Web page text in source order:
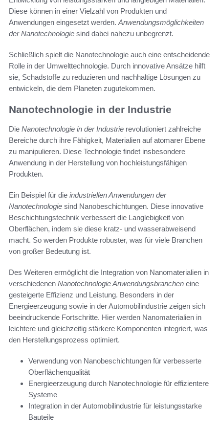
Diese können in einer Vielzahl von Produkten und
Anwendungen eingesetzt werden. Anwendungsmöglichkeiten
der Nanotechnologie sind dabei nahezu unbegrenzt.
Schließlich spielt die Nanotechnologie auch eine entscheidende
Rolle in der Umwelttechnologie. Durch innovative Ansätze hilft
sie, Schadstoffe zu reduzieren und nachhaltige Lösungen zu
entwickeln, die dem Planeten zugutekommen.
Nanotechnologie in der Industrie
Die Nanotechnologie in der Industrie revolutioniert zahlreiche
Bereiche durch ihre Fähigkeit, Materialien auf atomarer Ebene
zu manipulieren. Diese Technologie findet insbesondere
Anwendung in der Herstellung von hochleistungsfähigen
Produkten.
Ein Beispiel für die industriellen Anwendungen der
Nanotechnologie sind Nanobeschichtungen. Diese innovative
Beschichtungstechnik verbessert die Langlebigkeit von
Oberflächen, indem sie diese kratz- und wasserabweisend
macht. So werden Produkte robuster, was für viele Branchen
von großer Bedeutung ist.
Des Weiteren ermöglicht die Integration von Nanomaterialien in
verschiedenen Nanotechnologie Anwendungsbranchen eine
gesteigerte Effizienz und Leistung. Besonders in der
Energieerzeugung sowie in der Automobilindustrie zeigen sich
beeindruckende Fortschritte. Hier werden Nanomaterialien in
leichtere und gleichzeitig stärkere Komponenten integriert, was
den Herstellungsprozess optimiert.
Verwendung von Nanobeschichtungen für verbesserte
Oberflächenqualität
Energieerzeugung durch Nanotechnologie für effizientere
Systeme
Integration in der Automobilindustrie für leistungsstarke
Bauteile